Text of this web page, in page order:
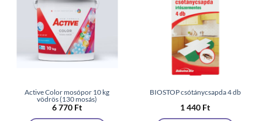
Active Color mosópor 10 kg
vödrös (130 mosás)
6 770 Ft
BIOSTOP csótánycsapda 4 db
1 440 Ft